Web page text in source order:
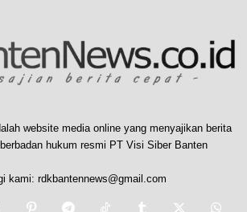
website media online yang menyajikan berita
hukum resmi PT Visi Siber Banten
kami: rdkbantennews@gmail.com